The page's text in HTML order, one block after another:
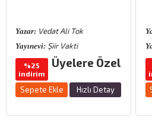
Yazar: Vedat Ali Tok
Yayınevi: Şiir Vakti
%25
indirim
Üyelere Özel
Sepete Ekle Hızlı Detay